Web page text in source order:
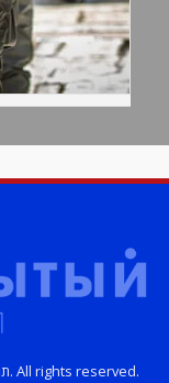
Copyright © Открытый телеканал. תנועת הערבות. All rights reserved.